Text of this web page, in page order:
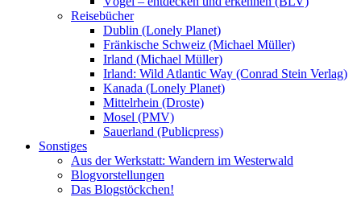
Reisebücher
Dublin (Lonely Planet)
Fränkische Schweiz (Michael Müller)
Irland (Michael Müller)
Irland: Wild Atlantic Way (Conrad Stein Verlag)
Kanada (Lonely Planet)
Mittelrhein (Droste)
Mosel (PMV)
Sauerland (Publicpress)
Sonstiges
Aus der Werkstatt: Wandern im Westerwald
Blogvorstellungen
Das Blogstöckchen!